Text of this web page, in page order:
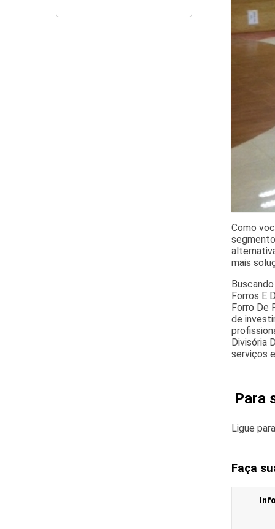
Como
mais
Forros E
Forro De
de
Divisória
serviços
Para
Ligue
Faça